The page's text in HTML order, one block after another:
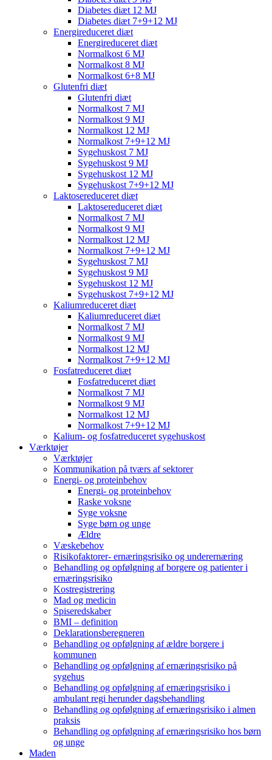
Diabetes diæt 12 MJ
Diabetes diæt 7+9+12 MJ
Energireduceret diæt
Energireduceret diæt
Normalkost 6 MJ
Normalkost 8 MJ
Normalkost 6+8 MJ
Glutenfri diæt
Glutenfri diæt
Normalkost 7 MJ
Normalkost 9 MJ
Normalkost 12 MJ
Normalkost 7+9+12 MJ
Sygehuskost 7 MJ
Sygehuskost 9 MJ
Sygehuskost 12 MJ
Sygehuskost 7+9+12 MJ
Laktosereduceret diæt
Laktosereduceret diæt
Normalkost 7 MJ
Normalkost 9 MJ
Normalkost 12 MJ
Normalkost 7+9+12 MJ
Sygehuskost 7 MJ
Sygehuskost 9 MJ
Sygehuskost 12 MJ
Sygehuskost 7+9+12 MJ
Kaliumreduceret diæt
Kaliumreduceret diæt
Normalkost 7 MJ
Normalkost 9 MJ
Normalkost 12 MJ
Normalkost 7+9+12 MJ
Fosfatreduceret diæt
Fosfatreduceret diæt
Normalkost 7 MJ
Normalkost 9 MJ
Normalkost 12 MJ
Normalkost 7+9+12 MJ
Kalium- og fosfatreduceret sygehuskost
Værktøjer
Værktøjer
Kommunikation på tværs af sektorer
Energi- og proteinbehov
Energi- og proteinbehov
Raske voksne
Syge voksne
Syge børn og unge
Ældre
Væskebehov
Risikofaktorer- ernæringsrisiko og underernæring
Behandling og opfølgning af borgere og patienter i
ernæringsrisiko
Kostregistrering
Mad og medicin
Spiseredskaber
BMI – definition
Deklarationsberegneren
Behandling og opfølgning af ældre borgere i
kommunen
Behandling og opfølgning af ernæringsrisiko på
sygehus
Behandling og opfølgning af ernæringsrisiko i
ambulant regi herunder dagsbehandling
Behandling og opfølgning af ernæringsrisiko i almen
praksis
Behandling og opfølgning af ernæringsrisiko hos børn
og unge
Maden